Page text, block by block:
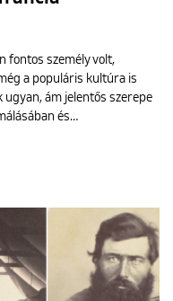
fontos személy volt,
a populáris kultúra is
ám jelentős szerepe
és…